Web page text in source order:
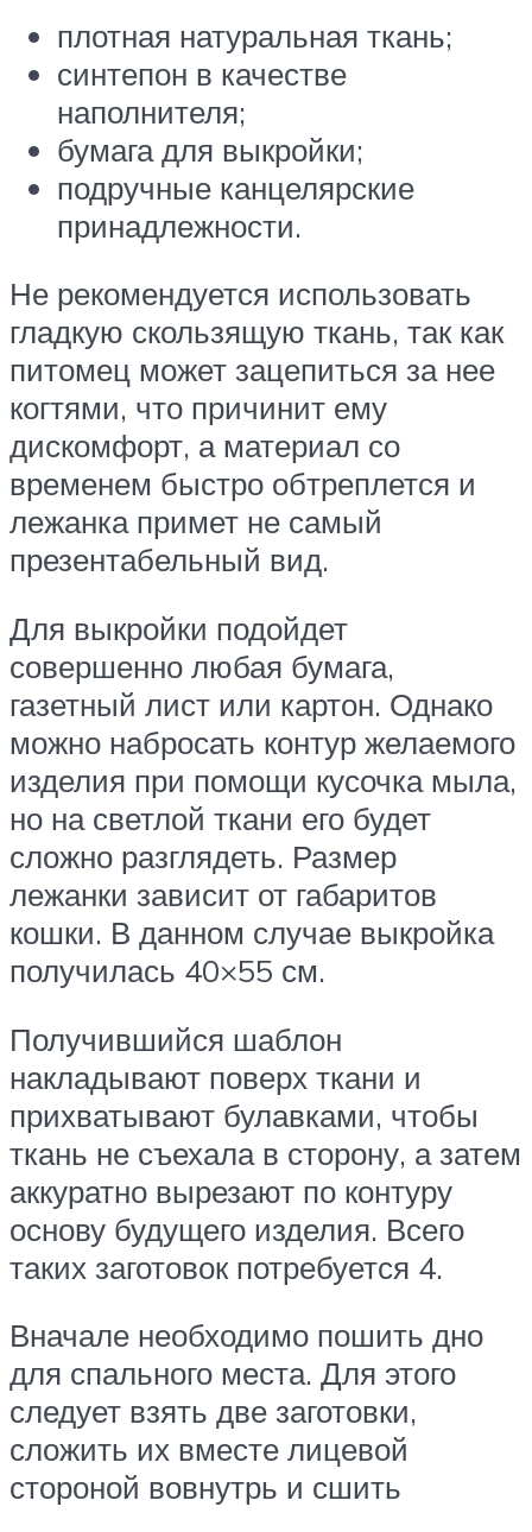
плотная натуральная ткань;
синтепон в качестве
наполнителя;
бумага для выкройки;
подручные канцелярские
принадлежности.
Не рекомендуется использовать
гладкую скользящую ткань, так как
питомец может зацепиться за нее
когтями, что причинит ему
дискомфорт, а материал со
временем быстро обтреплется и
лежанка примет не самый
презентабельный вид.
Для выкройки подойдет
совершенно любая бумага,
газетный лист или картон. Однако
можно набросать контур желаемого
изделия при помощи кусочка мыла,
но на светлой ткани его будет
сложно разглядеть. Размер
лежанки зависит от габаритов
кошки. В данном случае выкройка
получилась 40×55 см.
Получившийся шаблон
накладывают поверх ткани и
прихватывают булавками, чтобы
ткань не съехала в сторону, а затем
аккуратно вырезают по контуру
основу будущего изделия. Всего
таких заготовок потребуется 4.
Вначале необходимо пошить дно
для спального места. Для этого
следует взять две заготовки,
сложить их вместе лицевой
стороной вовнутрь и сшить